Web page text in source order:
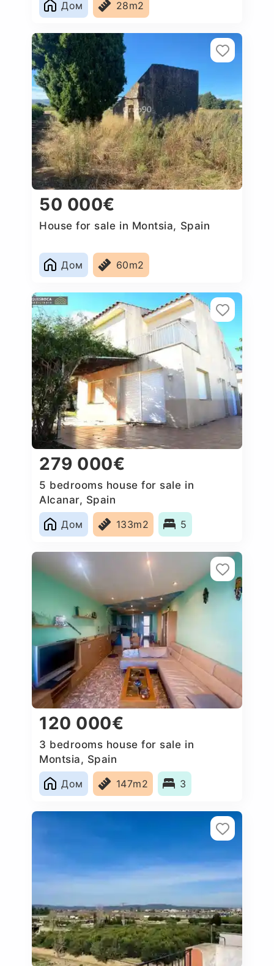
Дом 28m2
50 000€
House for sale in Montsia, Spain
Дом 60m2
279 000€
5 bedrooms house for sale in
Alcanar, Spain
Дом
133m2 5
120 000€
3 bedrooms house for sale in
Montsia, Spain
Дом
147m2 3